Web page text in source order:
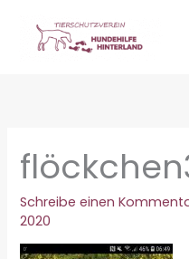
springen
Schreibe einen
2020